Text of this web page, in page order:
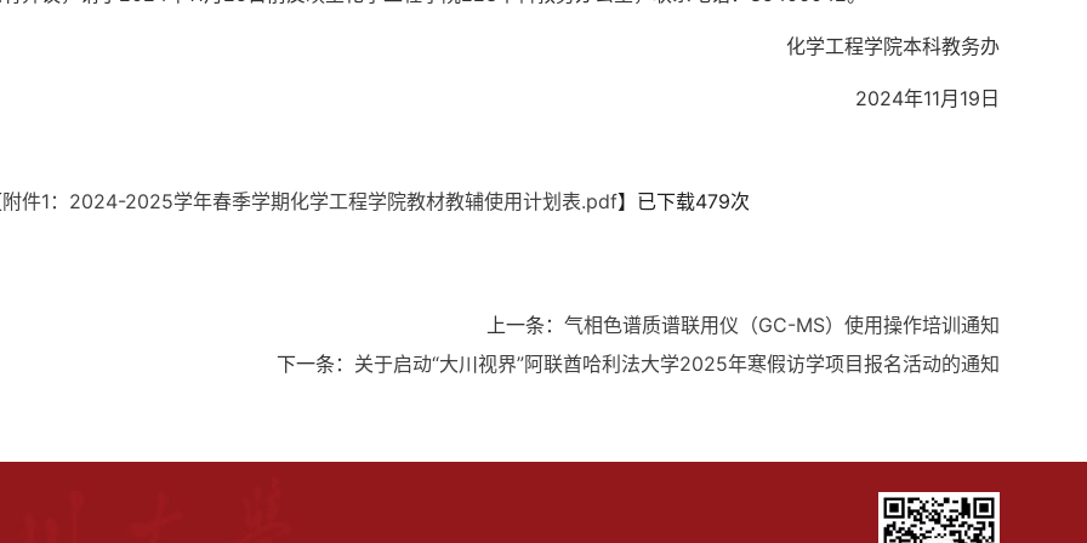
化学工程学院本科教务办
2024年11月19日
附件1：2024-2025学年春季学期化学工程学院教材教辅使用计划表.pdf】已下载479次
上一条： 气相色谱质谱联用仪（GC-MS）使用操作培训通知
下一条： 关于启动“大川视界”阿联酋哈利法大学2025年寒假访学项目报名活动的通知